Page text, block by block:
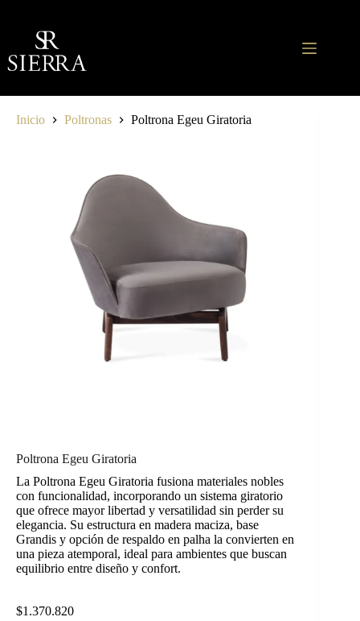
contenido
Inicio Poltronas Poltrona Egeu Giratoria
Poltrona Egeu Giratoria
La Poltrona Egeu Giratoria fusiona materiales nobles
con funcionalidad, incorporando un sistema giratorio
que ofrece mayor libertad y versatilidad sin perder su
elegancia. Su estructura en madera maciza, base
Grandis y opción de respaldo en palha la convierten en
una pieza atemporal, ideal para ambientes que buscan
equilibrio entre diseño y confort.
$1.370.820